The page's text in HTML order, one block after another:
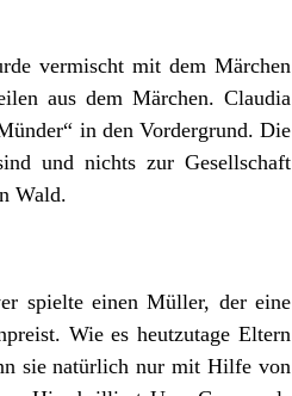
vermischt mit dem Märchen
aus dem Märchen. Claudia
in den Vordergrund. Die
und nichts zur Gesellschaft
Wald.
spielte einen Müller, der eine
Wie es heutzutage Eltern
sie natürlich nur mit Hilfe von